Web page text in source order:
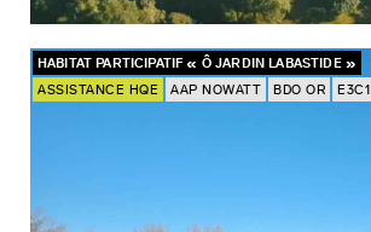
HABITAT PARTICIPATIF « Ô JARDIN LABASTIDE »
ASSISTANCE HQE
AAP NOWATT BDO OR E3C1